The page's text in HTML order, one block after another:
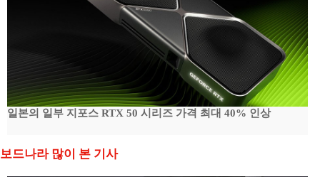
일본의 일부 지포스 RTX 50 시리즈 가격 최대 40% 인상
보드나라 많이 본 기사